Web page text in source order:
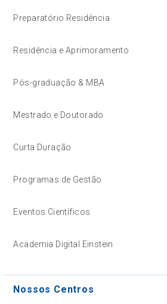
Preparatório Residência
Residência e Aprimoramento
Pós-graduação & MBA
Mestrado e Doutorado
Curta Duração
Programas de Gestão
Eventos Científicos
Academia Digital Einstein
Nossos Centros